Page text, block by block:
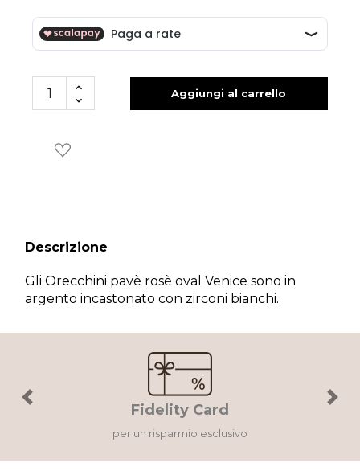
Aggiungi al carrello
Descrizione
Gli Orecchini pavè rosè oval Venice sono in
argento incastonato con zirconi bianchi.
Fidelity Card
per un risparmio esclusivo
Previous Next
×
Accedi al tuo account per creare la tua wishlist.